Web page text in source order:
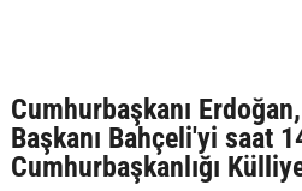
Cumhurbaşkanı
Başkanı Bahçeli'yi saat
Cumhurbaşkanlığı